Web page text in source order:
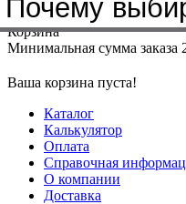
Меню+7(4912)50-37-50
Корзина
Минимальная сумма заказа
Ваша корзина пуста!
Каталог
Калькулятор
Оплата
Справочная
О компании
Доставка
Почему